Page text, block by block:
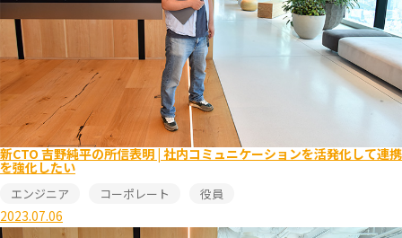
新CTO 吉野純平の所信表明 | 社内コミュニケーションを活発化して連携
を強化したい
エンジニア コーポレート 役員
2023.07.06